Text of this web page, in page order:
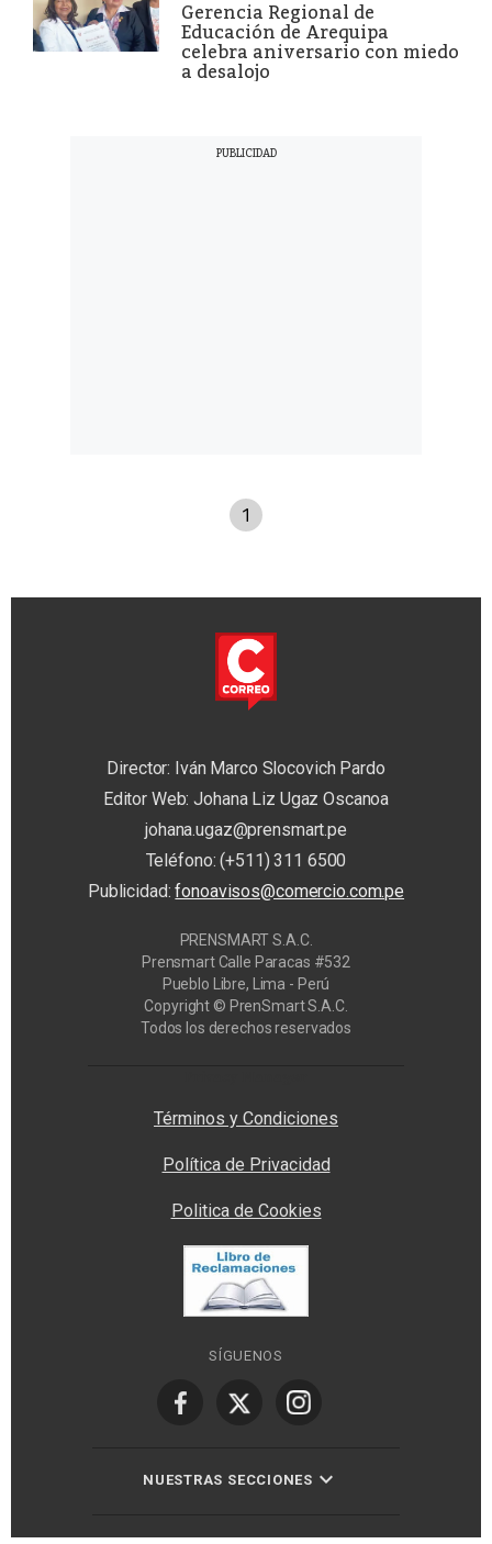
Gerencia Regional de
Educación de Arequipa
celebra aniversario con miedo
a desalojo
1
Director: Iván Marco Slocovich Pardo
Editor Web: Johana Liz Ugaz Oscanoa
johana.ugaz@prensmart.pe
Teléfono: (+511) 311 6500
Publicidad:fonoavisos@comercio.com.pe
PRENSMART S.A.C.
Prensmart Calle Paracas #532
Pueblo Libre, Lima - Perú
Copyright © PrenSmart S.A.C.
Todos los derechos reservados
Términos y Condiciones
Política de Privacidad
Politica de Cookies
SÍGUENOS
NUESTRAS SECCIONES